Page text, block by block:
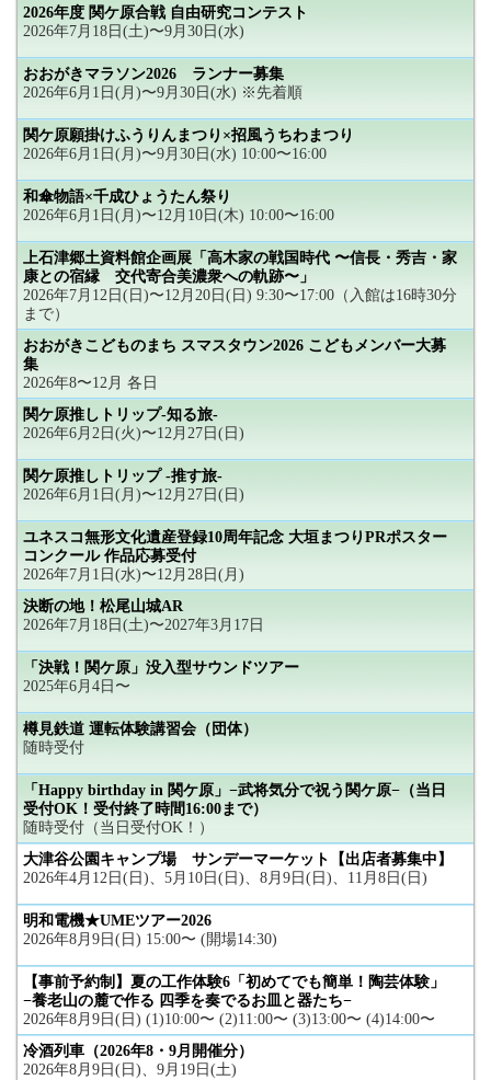
2026年度 関ケ原合戦 自由研究コンテスト
2026年7月18日(土)〜9月30日(水)
おおがきマラソン2026 ランナー募集
2026年6月1日(月)〜9月30日(水) ※先着順
関ケ原願掛けふうりんまつり×招風うちわまつり
2026年6月1日(月)〜9月30日(水) 10:00〜16:00
和傘物語×千成ひょうたん祭り
2026年6月1日(月)〜12月10日(木) 10:00〜16:00
上石津郷土資料館企画展「高木家の戦国時代 〜信長・秀吉・家
康との宿縁 交代寄合美濃衆への軌跡〜」
2026年7月12日(日)〜12月20日(日) 9:30〜17:00（入館は16時30分
まで）
おおがきこどものまち スマスタウン2026 こどもメンバー大募
集
2026年8〜12月 各日
関ケ原推しトリップ-知る旅-
2026年6月2日(火)〜12月27日(日)
関ケ原推しトリップ -推す旅-
2026年6月1日(月)〜12月27日(日)
ユネスコ無形文化遺産登録10周年記念 大垣まつりPRポスター
コンクール 作品応募受付
2026年7月1日(水)〜12月28日(月)
決断の地！松尾山城AR
2026年7月18日(土)〜2027年3月17日
「決戦！関ケ原」没入型サウンドツアー
2025年6月4日〜
樽見鉄道 運転体験講習会（団体）
随時受付
「Happy birthday in 関ケ原」−武将気分で祝う関ケ原−（当日
受付OK！受付終了時間16:00まで）
随時受付（当日受付OK！）
大津谷公園キャンプ場 サンデーマーケット【出店者募集中】
2026年4月12日(日)、5月10日(日)、8月9日(日)、11月8日(日)
明和電機★UMEツアー2026
2026年8月9日(日) 15:00〜 (開場14:30)
【事前予約制】夏の工作体験6「初めてでも簡単！陶芸体験」
−養老山の麓で作る 四季を奏でるお皿と器たち−
2026年8月9日(日) (1)10:00〜 (2)11:00〜 (3)13:00〜 (4)14:00〜
冷酒列車（2026年8・9月開催分）
2026年8月9日(日)、9月19日(土)